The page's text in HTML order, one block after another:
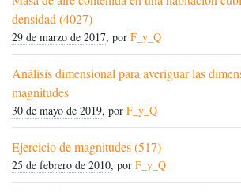
densidad (4027)
29 de marzo de 2017, por F_y_Q
Análisis dimensional para averiguar las
magnitudes
30 de mayo de 2019, por F_y_Q
Ejercicio de magnitudes (517)
25 de febrero de 2010, por F_y_Q